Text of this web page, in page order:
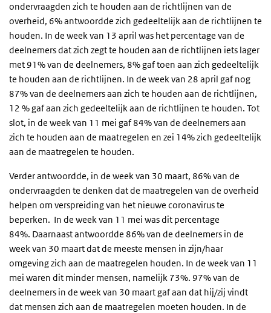
ondervraagden zich te houden aan de richtlijnen van de
overheid, 6% antwoordde zich gedeeltelijk aan de richtlijnen te
houden. In de week van 13 april was het percentage van de
deelnemers dat zich zegt te houden aan de richtlijnen iets lager
met 91% van de deelnemers, 8% gaf toen aan zich gedeeltelijk
te houden aan de richtlijnen. In de week van 28 april gaf nog
87% van de deelnemers aan zich te houden aan de richtlijnen,
12 % gaf aan zich gedeeltelijk aan de richtlijnen te houden. Tot
slot, in de week van 11 mei gaf 84% van de deelnemers aan
zich te houden aan de maatregelen en zei 14% zich gedeeltelijk
aan de maatregelen te houden.
Verder antwoordde, in de week van 30 maart, 86% van de
ondervraagden te denken dat de maatregelen van de overheid
helpen om verspreiding van het nieuwe coronavirus te
beperken. In de week van 11 mei was dit percentage
84%. Daarnaast antwoordde 86% van de deelnemers in de
week van 30 maart dat de meeste mensen in zijn/haar
omgeving zich aan de maatregelen houden. In de week van 11
mei waren dit minder mensen, namelijk 73%. 97% van de
deelnemers in de week van 30 maart gaf aan dat hij/zij vindt
dat mensen zich aan de maatregelen moeten houden. In de